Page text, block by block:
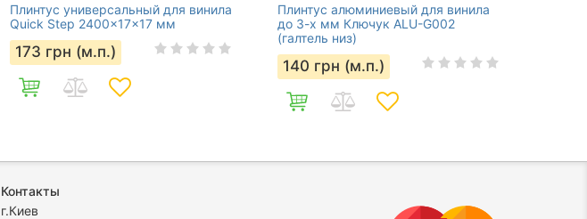
Плинтус универсальный для винила
Quick Step 2400x17x17 мм
173 грн (м.п.)
Плинтус алюминиевый для винила
до 3-х мм Ключук ALU-G002
(галтель низ)
140 грн (м.п.)
Контакты
г.Киев